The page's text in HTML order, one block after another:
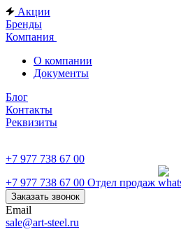
Акции
Бренды
Компания
О компании
Документы
Блог
Контакты
Реквизиты
+7 977 738 67 00
+7 977 738 67 00 Отдел продаж
Заказать звонок
Email
sale@art-steel.ru